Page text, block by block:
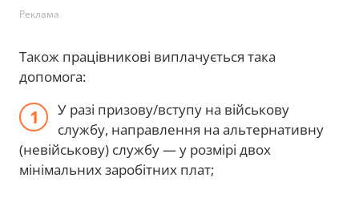
Реклама
Також працівникові виплачується така
допомога:
У разі призову/вступу на військову
службу, направлення на альтернативну
(невійськову) службу — у розмірі двох
мінімальних заробітних плат;